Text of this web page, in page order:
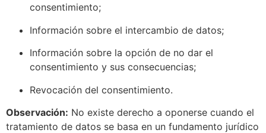
consentimiento;
Información sobre el intercambio de datos;
Información sobre la opción de no dar el
consentimiento y sus consecuencias;
Revocación del consentimiento.
Observación: No existe derecho a oponerse cuando el
tratamiento de datos se basa en un fundamento jurídico